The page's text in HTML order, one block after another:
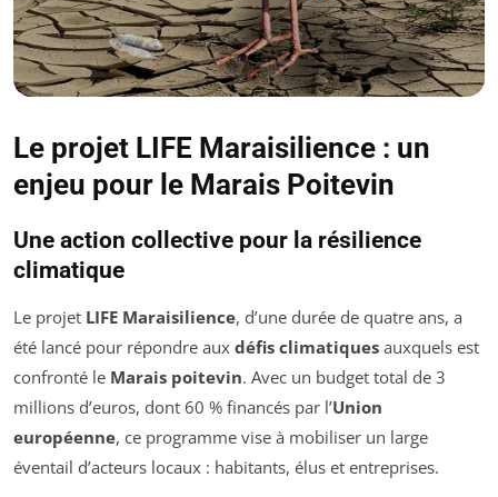
Le projet LIFE Maraisilience : un
enjeu pour le Marais Poitevin
Une action collective pour la résilience
climatique
Le projet LIFE Maraisilience, d’une durée de quatre ans, a
été lancé pour répondre aux défis climatiques auxquels est
confronté le Marais poitevin. Avec un budget total de 3
millions d’euros, dont 60 % financés par l’Union
européenne, ce programme vise à mobiliser un large
éventail d’acteurs locaux : habitants, élus et entreprises.